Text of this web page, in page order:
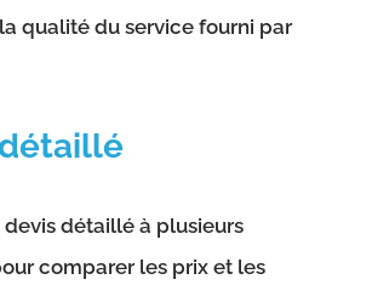
qualité du service fourni par
devis détaillé à plusieurs
comparer les prix et les